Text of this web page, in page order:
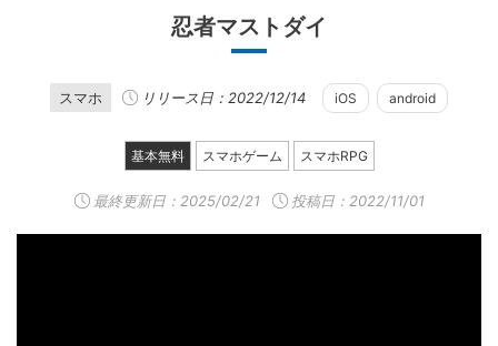
忍者マストダイ
スマホ リリース日：2022/12/14 iOS android
基本無料 スマホゲーム スマホRPG
最終更新日： 2025/02/21 投稿日：2022/11/01